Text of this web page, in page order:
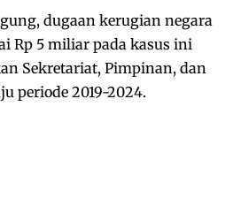
dugaan kerugian negara
Rp 5 miliar pada kasus ini
Sekretariat, Pimpinan, dan
periode 2019-2024.